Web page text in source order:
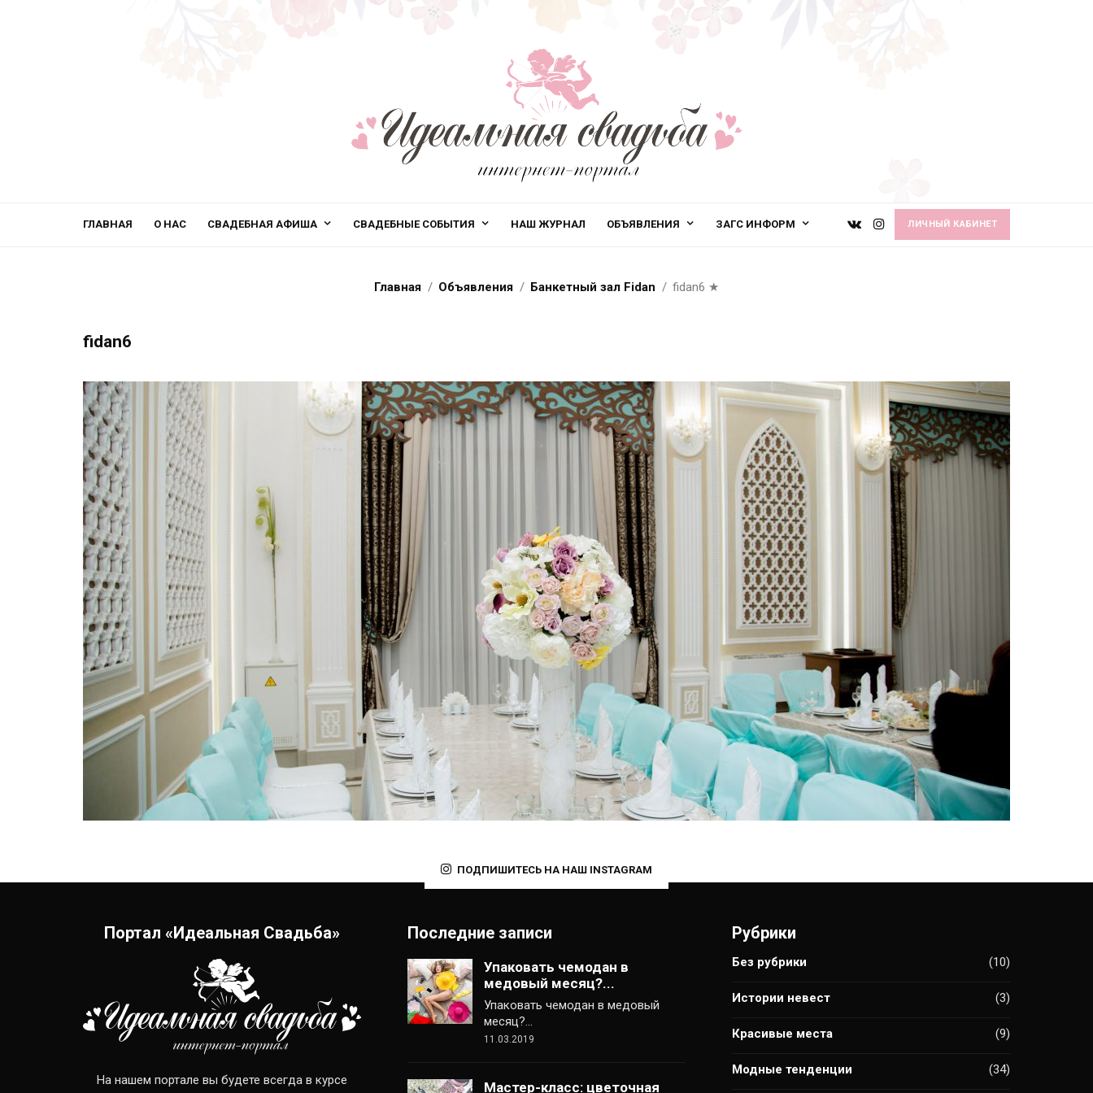
ГЛАВНАЯ О НАС СВАДЕБНАЯ АФИША СВАДЕБНЫЕ СОБЫТИЯ НАШ ЖУРНАЛ ОБЪЯВЛЕНИЯ ЗАГС ИНФОРМ ЛИЧНЫЙ КАБИНЕТ
Главная Объявления Банкетный зал Fidan fidan6 ★
fidan6
ПОДПИШИТЕСЬ НА НАШ INSTAGRAM
Портал «Идеальная Свадьба»
На нашем портале вы будете всегда в курсе
Последние записи
Упаковать чемодан в
медовый месяц?...
Упаковать чемодан в медовый
месяц?…
11.03.2019
Мастер-класс: цветочная
Рубрики
Без рубрики (10)
Истории невест (3)
Красивые места (9)
Модные тенденции (34)